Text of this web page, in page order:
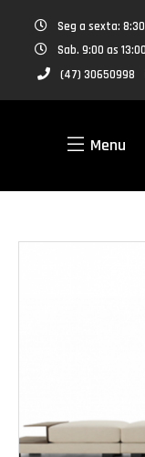
Seg a sexta: 8:30
Sab. 9:00 as 13:00
(47) 30650998
Menu